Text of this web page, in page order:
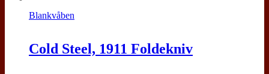
Blankvåben
Cold Steel, 1911 Foldekniv